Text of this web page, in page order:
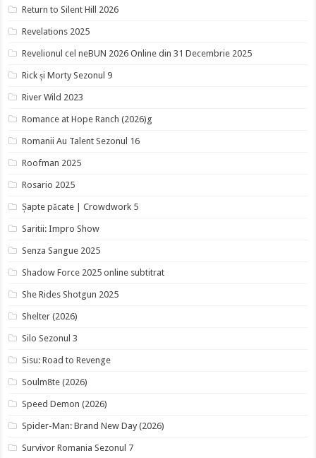
Return to Silent Hill 2026
Revelations 2025
Revelionul cel neBUN 2026 Online din 31 Decembrie 2025
Rick și Morty Sezonul 9
River Wild 2023
Romance at Hope Ranch (2026)g
Romanii Au Talent Sezonul 16
Roofman 2025
Rosario 2025
Șapte păcate | Crowdwork 5
Saritii: Impro Show
Senza Sangue 2025
Shadow Force 2025 online subtitrat
She Rides Shotgun 2025
Shelter (2026)
Silo Sezonul 3
Sisu: Road to Revenge
Soulm8te (2026)
Speed Demon (2026)
Spider-Man: Brand New Day (2026)
Survivor Romania Sezonul 7